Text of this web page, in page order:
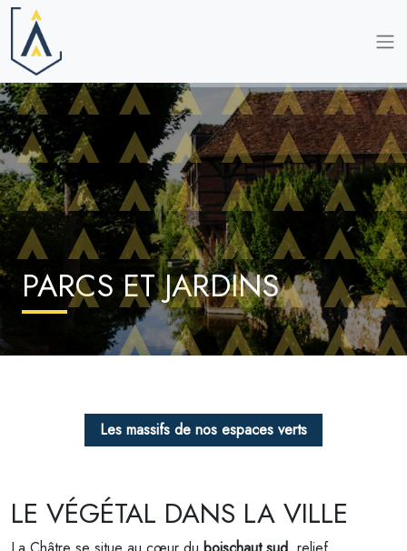
PARCS ET JARDINS
Les massifs de nos espaces verts
LE VÉGÉTAL DANS LA VILLE